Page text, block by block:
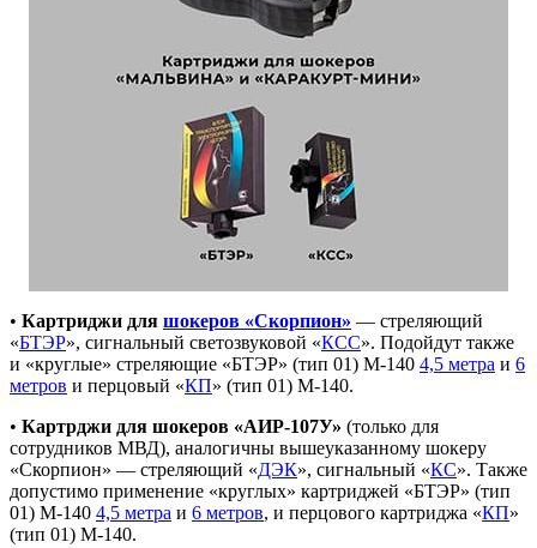
• Картриджи для шокеров «Скорпион» — стреляющий
«БТЭР», сигнальный светозвуковой «КСС». Подойдут также
и «круглые» стреляющие «БТЭР» (тип 01) М-140 4,5 метра и 6
метров и перцовый «КП» (тип 01) М-140.
• Картрджи для шокеров «АИР-107У» (только для
сотрудников МВД), аналогичны вышеуказанному шокеру
«Скорпион» — стреляющий «ДЭК», сигнальный «КС». Также
допустимо применение «круглых» картриджей «БТЭР» (тип
01) М-140 4,5 метра и 6 метров, и перцового картриджа «КП»
(тип 01) М-140.